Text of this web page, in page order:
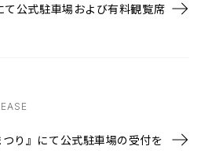
て公式駐車場および有料観覧席
つり』にて公式駐車場の受付を